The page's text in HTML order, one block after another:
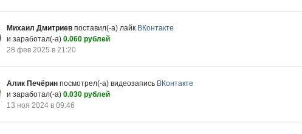
Михаил Дмитриев поставил(-а) лайк ВКонтакте
и заработал(-а) 0.060 рублей
28 фев 2025 в 21:20
Алик Печёрин посмотрел(-а) видеозапись ВКонтакте
и заработал(-а) 0.030 рублей
13 ноя 2024 в 09:46